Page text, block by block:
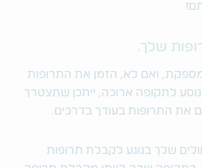
ואם לא, הזמן את התרופות
לתקופה ארוכה, ייתכן שתצטרך
את התרופות בעודך בדרכים.
שלך בנוגע לקבלת תרופות